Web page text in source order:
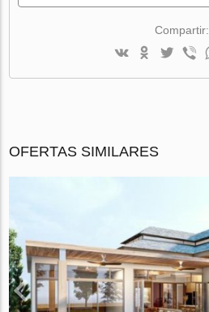
Compartir:
OFERTAS SIMILARES